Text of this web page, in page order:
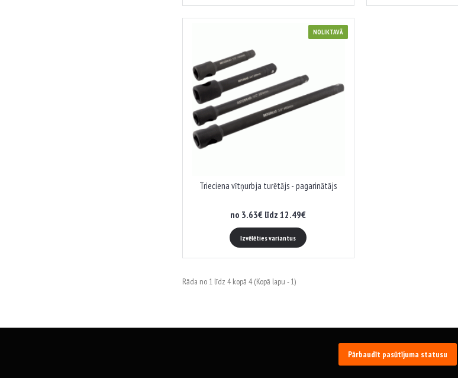
NOLIKTAVĀ
Trieciena vītņurbja turētājs - pagarinātājs
no 3.63€ līdz 12.49€
Izvēlēties variantus
Rāda no 1 līdz 4 kopā 4 (Kopā lapu - 1)
Pārbaudīt pasūtījuma statusu